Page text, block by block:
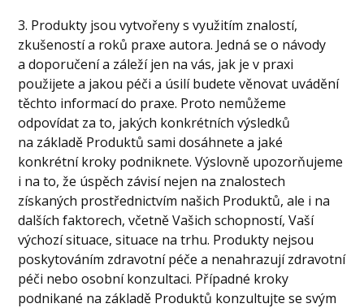
3. Produkty jsou vytvořeny s využitím znalostí,
zkušeností a roků praxe autora. Jedná se o návody
a doporučení a záleží jen na vás, jak je v praxi
použijete a jakou péči a úsilí budete věnovat uvádění
těchto informací do praxe. Proto nemůžeme
odpovídat za to, jakých konkrétních výsledků
na základě Produktů sami dosáhnete a jaké
konkrétní kroky podniknete. Výslovně upozorňujeme
i na to, že úspěch závisí nejen na znalostech
získaných prostřednictvím našich Produktů, ale i na
dalších faktorech, včetně Vašich schopností, Vaší
výchozí situace, situace na trhu. Produkty nejsou
poskytováním zdravotní péče a nenahrazují zdravotní
péči nebo osobní konzultaci. Případné kroky
podnikané na základě Produktů konzultujte se svým